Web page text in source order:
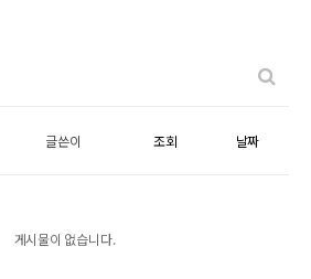
글쓴이 조회 날짜
게시물이 없습니다.